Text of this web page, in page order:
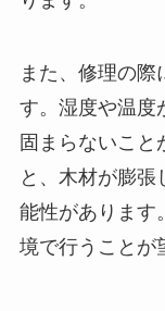
また、修理の
す。湿度や温度
固まらないこと
と、木材が膨
能性があります
境で行うことが